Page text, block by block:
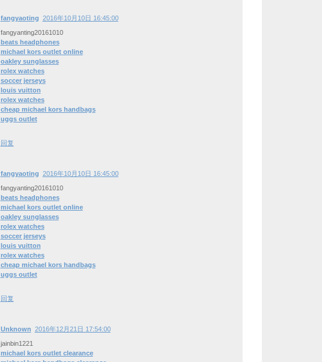
fangyaoting 2016年10月10日 16:45:00
fangyanting20161010
beats headphones
michael kors outlet online
oakley sunglasses
rolex watches
soccer jerseys
louis vuitton
rolex watches
cheap michael kors handbags
uggs outlet
回复
fangyaoting 2016年10月10日 16:45:00
fangyanting20161010
beats headphones
michael kors outlet online
oakley sunglasses
rolex watches
soccer jerseys
louis vuitton
rolex watches
cheap michael kors handbags
uggs outlet
回复
Unknown 2016年12月21日 17:54:00
jainbin1221
michael kors outlet clearance